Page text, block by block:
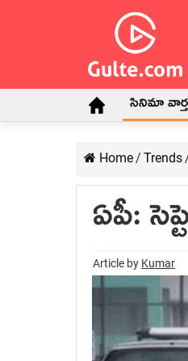
సినిమా
Home/ Trends
ఏపీ:
Article by Kumar